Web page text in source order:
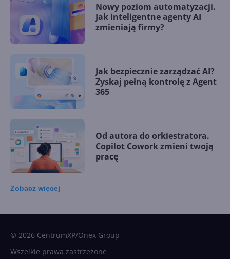
Nowy poziom automatyzacji.
Jak inteligentne agenty AI
zmieniają firmy?
Jak bezpiecznie zarządzać AI?
Zyskaj pełną kontrolę z Agent
365
Od autora do orkiestratora.
Copilot Cowork zmieni twoją
pracę
Zobacz więcej
© 2026 CentrumXP/Onex Group
Wszelkie prawa zastrzeżone